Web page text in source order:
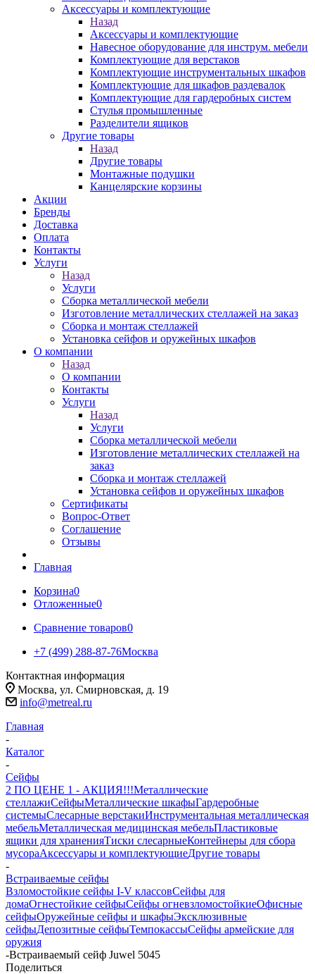
Аксессуары и комплектующие
Назад
Аксессуары и комплектующие
Навесное оборудование для инструм. мебели
Комплектующие для верстаков
Комплектующие инструментальных шкафов
Комплектующие для шкафов раздевалок
Комплектующие для гардеробных систем
Стулья промышленные
Разделители ящиков
Другие товары
Назад
Другие товары
Монтажные подушки
Канцелярские корзины
Акции
Бренды
Доставка
Оплата
Контакты
Услуги
Назад
Услуги
Сборка металлической мебели
Изготовление металлических стеллажей на заказ
Сборка и монтаж стеллажей
Установка сейфов и оружейных шкафов
О компании
Назад
О компании
Контакты
Услуги
Назад
Услуги
Сборка металлической мебели
Изготовление металлических стеллажей на
заказ
Сборка и монтаж стеллажей
Установка сейфов и оружейных шкафов
Сертификаты
Вопрос-Ответ
Соглашение
Отзывы
Главная
Корзина0
Отложенные0
Сравнение товаров0
+7 (499) 288-87-76Москва
Контактная информация
Москва, ул. Смирновская, д. 19
info@metreal.ru
Главная
-
Каталог
-
Сейфы
2 ПО ЦЕНЕ 1 - АКЦИЯ!!!Металлические
стеллажиСейфыМеталлические шкафыГардеробные
системыСлесарные верстакиИнструментальная металлическая
мебельМеталлическая медицинская мебельПластиковые
ящики для храненияТиски слесарныеКонтейнеры для сбора
мусораАксессуары и комплектующиеДругие товары
-
Встраиваемые сейфы
Взломостойкие сейфы I-V классовСейфы для
домаОгнестойкие сейфыСейфы огневзломостойкиеОфисные
сейфыОружейные сейфы и шкафыЭксклюзивные
сейфыДепозитные сейфыТемпокассыСейфы армейские для
оружия
-Встраиваемый сейф Juwel 5045
Поделиться